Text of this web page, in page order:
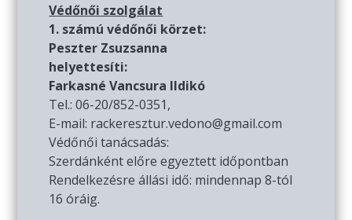
Védőnői szolgálat
1. számú védőnői körzet:
Peszter Zsuzsanna
helyettesíti:
Farkasné Vancsura Ildikó
Tel.: 06-20/852-0351,
E-mail: rackeresztur.vedono@gmail.com
Védőnői tanácsadás:
Szerdánként előre egyeztett időpontban
Rendelkezésre állási idő: mindennap 8-tól
16 óráig.